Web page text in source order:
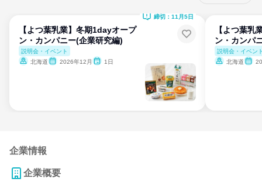
【よつ葉乳業】冬期1dayオープ
ン・カンパニー(企業研究編)
説明会・イベント
北海道
2026年12月 1日
締切：11月5日
【よつ葉乳
ン・カンパ
説明会・イベン
北海道
企業情報
企業概要